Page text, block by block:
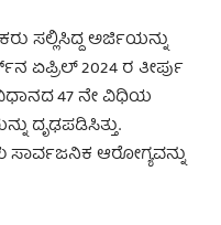
ಸಲ್ಲಿಸಿದ್ದ ಅರ್ಜಿಯನ್ನು
ಏಪ್ರಿಲ್ 2024 ರ ತೀರ್ಪು
47 ನೇ ವಿಧಿಯ
ದೃಢಪಡಿಸಿತ್ತು.
ಸಾರ್ವಜನಿಕ ಆರೋಗ್ಯವನ್ನು